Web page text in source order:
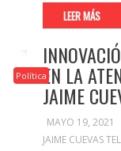
LEER MÁS
PolíticaEN LA
JAIME
MAYO 19, 2021
JAIME CUEVAS